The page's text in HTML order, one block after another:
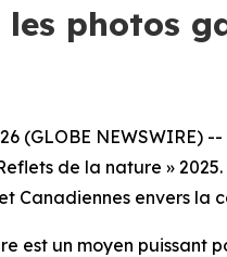
les photos
(GLOBE
de la nature »
Canadiennes envers la
est un moyen puissant